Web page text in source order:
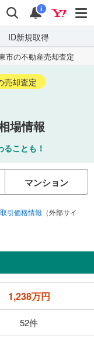
検索 通知
i
ID新規取得
市の不動産売却査定
売却査定
場情報
ことも！
マンション
引価格情報 （外部サイ
1,238万円
52件